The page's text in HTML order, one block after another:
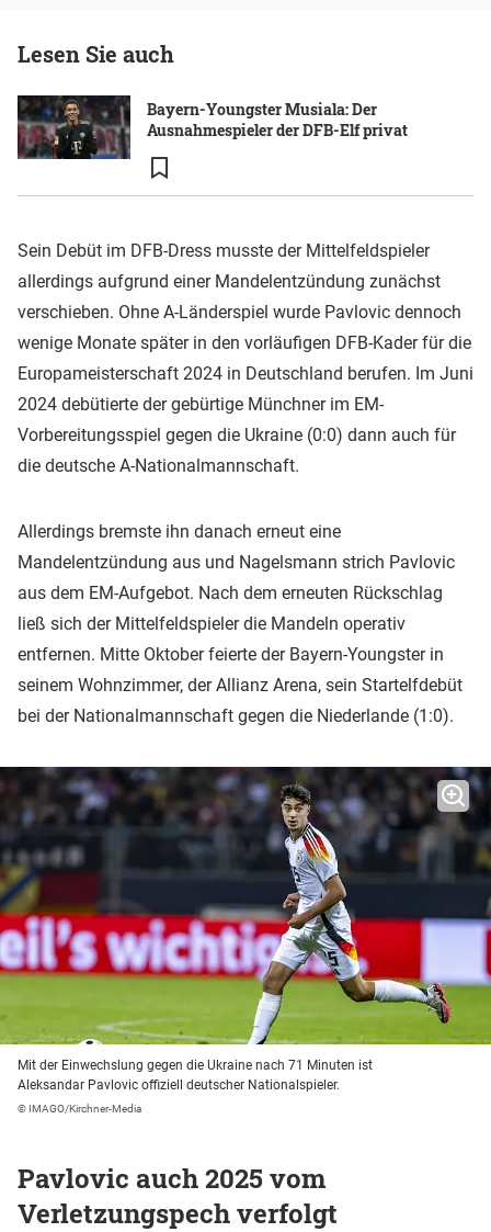
Lesen Sie auch
Bayern-Youngster Musiala: Der
Ausnahmespieler der DFB-Elf privat
Sein Debüt im DFB-Dress musste der Mittelfeldspieler
allerdings aufgrund einer Mandelentzündung zunächst
verschieben. Ohne A-Länderspiel wurde Pavlovic dennoch
wenige Monate später in den vorläufigen DFB-Kader für die
Europameisterschaft 2024 in Deutschland berufen. Im Juni
2024 debütierte der gebürtige Münchner im EM-
Vorbereitungsspiel gegen die Ukraine (0:0) dann auch für
die deutsche A-Nationalmannschaft.
Allerdings bremste ihn danach erneut eine
Mandelentzündung aus und Nagelsmann strich Pavlovic
aus dem EM-Aufgebot. Nach dem erneuten Rückschlag
ließ sich der Mittelfeldspieler die Mandeln operativ
entfernen. Mitte Oktober feierte der Bayern-Youngster in
seinem Wohnzimmer, der Allianz Arena, sein Startelfdebüt
bei der Nationalmannschaft gegen die Niederlande (1:0).
Mit der Einwechslung gegen die Ukraine nach 71 Minuten ist
Aleksandar Pavlovic offiziell deutscher Nationalspieler.
© IMAGO/Kirchner-Media
Pavlovic auch 2025 vom
Verletzungspech verfolgt